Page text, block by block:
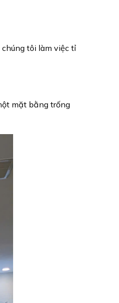
tôi làm việc tỉ
mặt bằng trống